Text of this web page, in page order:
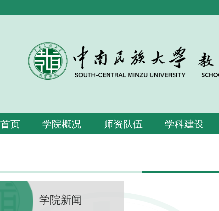
首页 学院概况 师资队伍 学科建设
学院新闻